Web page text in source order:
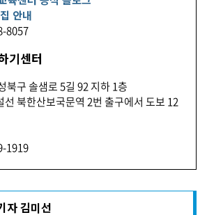
안내
8057
기센터
구 솔샘로 5길 92 지하 1층
북한산보국문역 2번 출구에서 도보 12
1919
자 김미선